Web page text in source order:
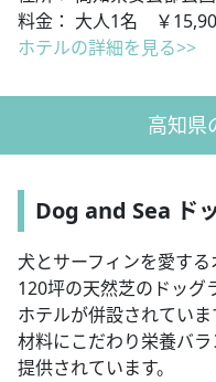
料金： 大人1名 ￥
ホテルの詳細を見る>>
高知県
Dog and Sea ド
犬とサーフィンを愛する
120坪の天然芝のドッグ
ホテルが併設されてい
材料にこだわり栄養バ
提供されています。